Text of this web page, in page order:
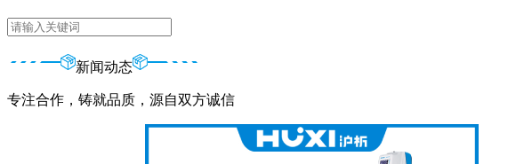
新闻动态
专注合作，铸就品质，源自双方诚信